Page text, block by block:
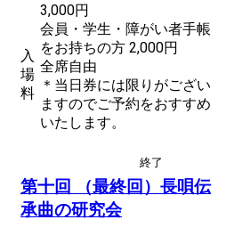
入
場
料
3,000円
会員・学生・障がい者手帳
をお持ちの方 2,000円
全席自由
＊当日券には限りがござい
ますのでご予約をおすすめ
いたします。
終了
第十回 （最終回）長唄伝
承曲の研究会